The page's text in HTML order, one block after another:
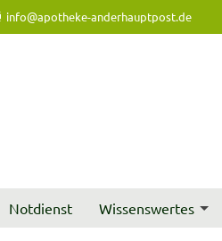
info@apotheke-anderhauptpost.de
Notdienst Wissenswertes